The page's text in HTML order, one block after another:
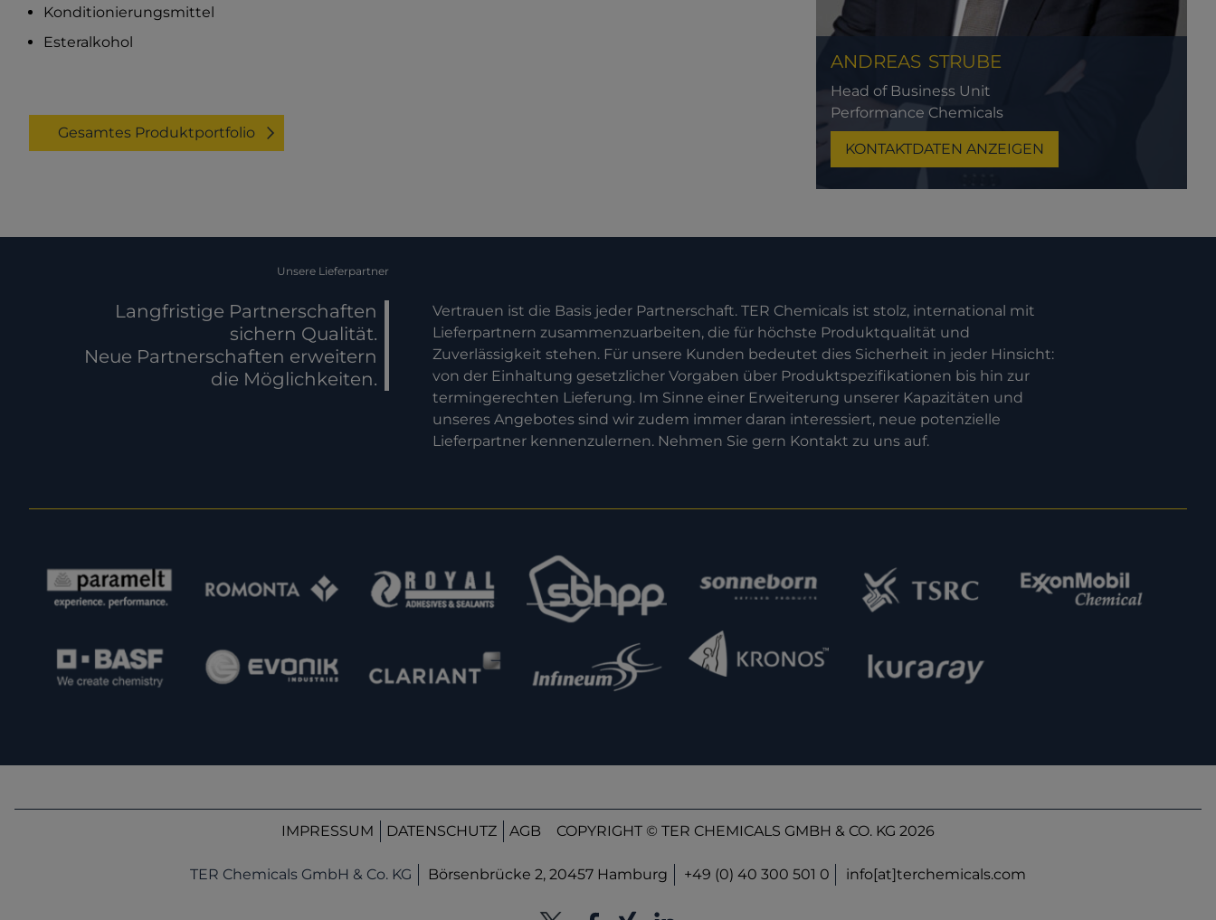
Konditionierungsmittel
Esteralkohol
Gesamtes Produktportfolio
ANDREAS STRUBE
Head of Business Unit
Performance Chemicals
KONTAKTDATEN ANZEIGEN
Unsere Lieferpartner
Langfristige Partnerschaften
sichern Qualität.
Neue Partnerschaften erweitern
die Möglichkeiten.
Vertrauen ist die Basis jeder Partnerschaft. TER Chemicals ist stolz, international mit
Lieferpartnern zusammenzuarbeiten, die für höchste Produktqualität und
Zuverlässigkeit stehen. Für unsere Kunden bedeutet dies Sicherheit in jeder Hinsicht:
von der Einhaltung gesetzlicher Vorgaben über Produktspezifikationen bis hin zur
termingerechten Lieferung. Im Sinne einer Erweiterung unserer Kapazitäten und
unseres Angebotes sind wir zudem immer daran interessiert, neue potenzielle
Lieferpartner kennenzulernen. Nehmen Sie gern Kontakt zu uns auf.
IMPRESSUM DATENSCHUTZ AGB COPYRIGHT © TER CHEMICALS GMBH & CO. KG 2026
TER Chemicals GmbH & Co. KG Börsenbrücke 2, 20457 Hamburg +49 (0) 40 300 501 0 info[at]terchemicals.com